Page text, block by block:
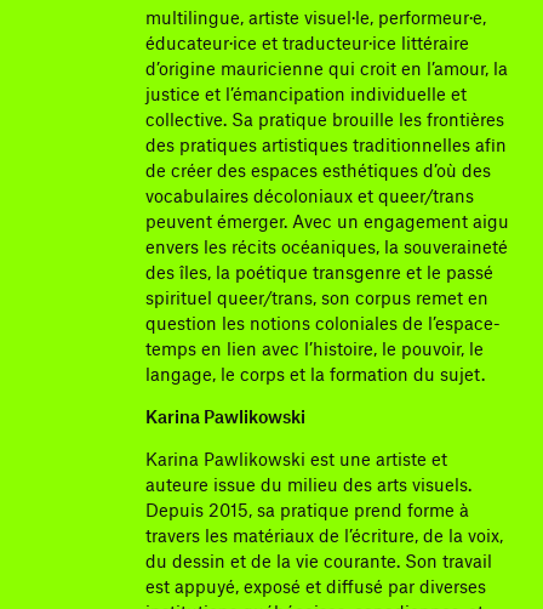
multilingue, artiste visuel·le, performeur·e,
éducateur·ice et traducteur·ice littéraire
d’origine mauricienne qui croit en l’amour, la
justice et l’émancipation individuelle et
collective. Sa pratique brouille les frontières
des pratiques artistiques traditionnelles afin
de créer des espaces esthétiques d’où des
vocabulaires décoloniaux et queer/trans
peuvent émerger. Avec un engagement aigu
envers les récits océaniques, la souveraineté
des îles, la poétique transgenre et le passé
spirituel queer/trans, son corpus remet en
question les notions coloniales de l’espace-
temps en lien avec l’histoire, le pouvoir, le
langage, le corps et la formation du sujet.
Karina Pawlikowski
Karina Pawlikowski est une artiste et
auteure issue du milieu des arts visuels.
Depuis 2015, sa pratique prend forme à
travers les matériaux de l’écriture, de la voix,
du dessin et de la vie courante. Son travail
est appuyé, exposé et diffusé par diverses